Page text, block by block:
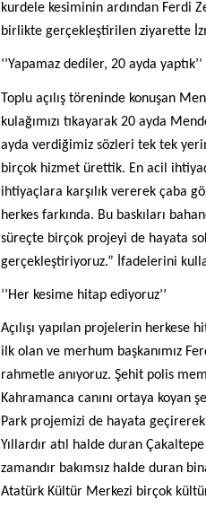
kurdele kesiminin ardından Ferdi
birlikte gerçekleştirilen ziyarette
‘’Yapamaz dediler, 20 ayda yaptık’’
Toplu açılış töreninde konuşan
kulağımızı tıkayarak 20 ayda
ayda verdiğimiz sözleri tek tek
birçok hizmet ürettik. En acil
ihtiyaçlara karşılık vererek çaba
herkes farkında. Bu baskıları
süreçte birçok projeyi de hayata
gerçekleştiriyoruz.” İfadelerini
‘’Her kesime hitap ediyoruz’’
Açılışı yapılan projelerin herkese
ilk olan ve merhum başkanımız
rahmetle anıyoruz. Şehit polis
Kahramanca canını ortaya koyan
Park projemizi de hayata
Yıllardır atıl halde duran
zamandır bakımsız halde duran
Atatürk Kültür Merkezi birçok